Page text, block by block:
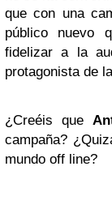
que con una
público nuevo
fidelizar a la
protagonista de
¿Creéis que
campaña?
mundo off line?